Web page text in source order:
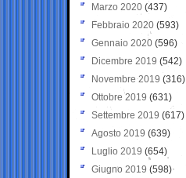
Marzo 2020 (437)
Febbraio 2020 (593)
Gennaio 2020 (596)
Dicembre 2019 (542)
Novembre 2019 (316)
Ottobre 2019 (631)
Settembre 2019 (617)
Agosto 2019 (639)
Luglio 2019 (654)
Giugno 2019 (598)